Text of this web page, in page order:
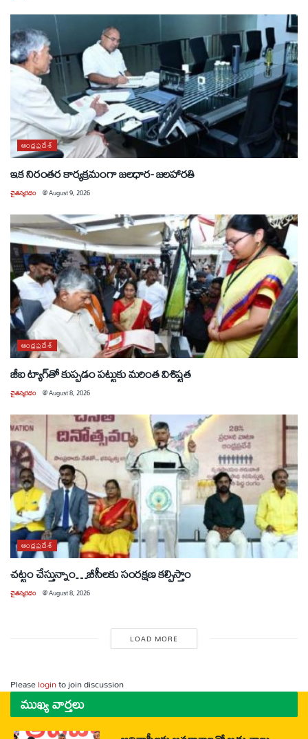
ఆంధ్రప్రదేశ్
ఇక నిరంతర కార్యక్రమంగా జలధార- జలహారతి
చైతన్యరధం @August 9, 2026
ఆంధ్రప్రదేశ్
జీఐ ట్యాగ్‌తో కుప్పడం పట్టుకు మరింత విశిష్టత
చైతన్యరధం @August 8, 2026
ఆంధ్రప్రదేశ్
చట్టం చేస్తున్నాం…బీసీలకు సంరక్షణ కల్పిస్తాం
చైతన్యరధం @August 8, 2026
LOAD MORE
Pleaseloginto join discussion
ముఖ్య వార్తలు